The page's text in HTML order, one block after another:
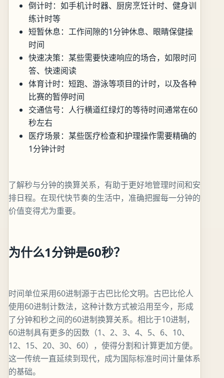
倒计时：如手机计时器、厨房烹饪计时、健身训
练计时等
短暂休息：工作间隙的1分钟休息、眼睛保健操
时间
快速决策：某些需要快速响应的场合，如限时问
答、快速阅读
体育计时：短跑、游泳等项目的计时，以及各种
比赛的暂停时间
交通信号：人行横道红绿灯的等待时间通常在60
秒左右
医疗场景：某些医疗检查和护理操作需要精确的
1分钟计时
了解秒与分钟的换算关系，有助于更好地管理时间和安
排日程。在现代快节奏的生活中，准确把握每一分钟的
价值变得尤为重要。
为什么1分钟是60秒？
时间单位采用60进制源于古巴比伦文明。古巴比伦人
使用60进制计数法，这种计数方式被沿用至今，形成
了分钟和秒之间的60进制换算关系。相比于10进制，
60进制具有更多的因数（1、2、3、4、5、6、10、
12、15、20、30、60），使得分割和计算更加方便。
这一传统一直延续到现代，成为国际标准时间计量体系
的基础。